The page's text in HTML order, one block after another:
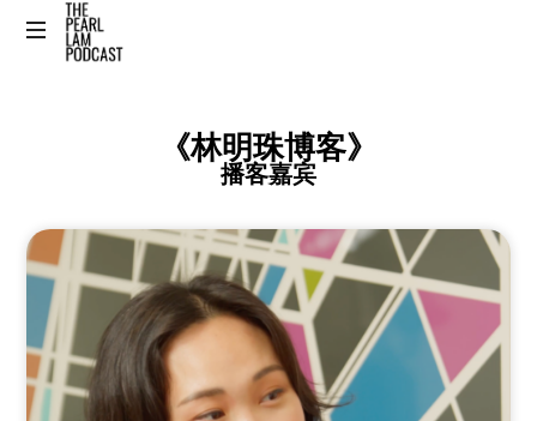
《林明珠博客》
播客嘉宾